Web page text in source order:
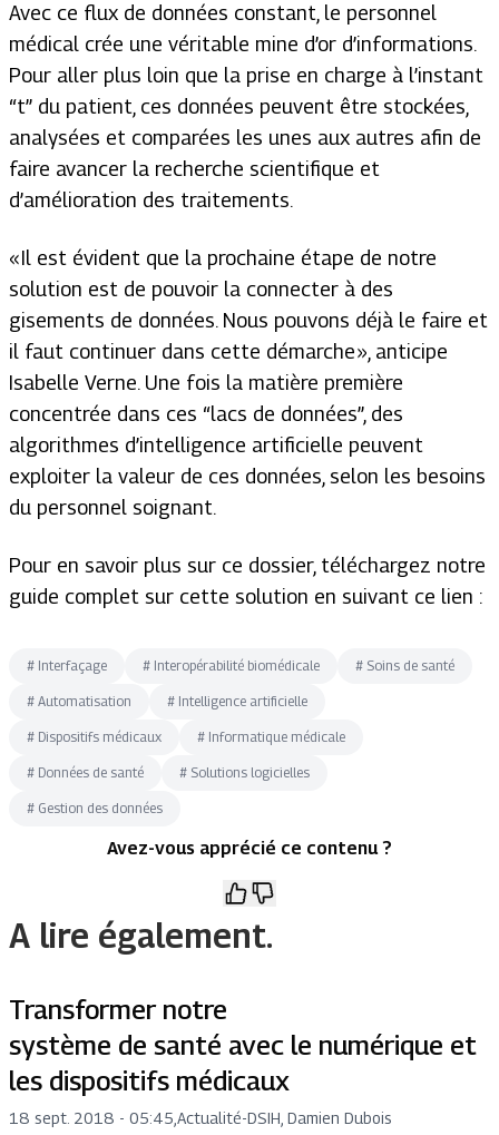
Avec ce flux de données constant, le personnel
médical crée une véritable mine d’or d’informations.
Pour aller plus loin que la prise en charge à l’instant
“t” du patient, ces données peuvent être stockées,
analysées et comparées les unes aux autres afin de
faire avancer la recherche scientifique et
d’amélioration des traitements.
« Il est évident que la prochaine étape de notre
solution est de pouvoir la connecter à des
gisements de données. Nous pouvons déjà le faire et
il faut continuer dans cette démarche » , anticipe
Isabelle Verne. Une fois la matière première
concentrée dans ces “lacs de données”, des
algorithmes d’intelligence artificielle peuvent
exploiter la valeur de ces données, selon les besoins
du personnel soignant.
Pour en savoir plus sur ce dossier, téléchargez notre
guide complet sur cette solution en suivant ce lien :
# Interfaçage # Interopérabilité biomédicale # Soins de santé
# Automatisation # Intelligence artificielle
# Dispositifs médicaux # Informatique médicale
# Données de santé # Solutions logicielles
# Gestion des données
Avez-vous apprécié ce contenu ?
A lire également.
Transformer notre
système de santé avec le numérique et
les dispositifs médicaux
18 sept. 2018 - 05:45 Actualité-DSIH, Damien Dubois